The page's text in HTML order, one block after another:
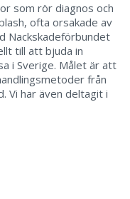
som rör diagnos och
ofta orsakade av
Nackskadeförbundet
till att bjuda in
i Sverige. Målet är att
från
Vi har även deltagit i